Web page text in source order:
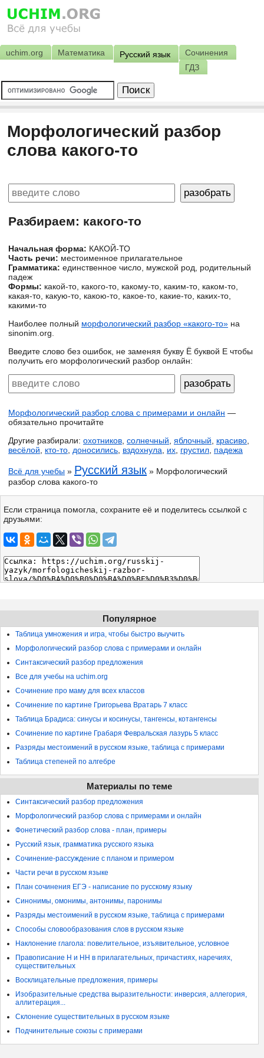
uchim.org Математика Русский язык
Сочинения
ГДЗ
Морфологический разбор
слова какого-то
Разбираем: какого-то
Начальная форма: КАКОЙ-ТО
Часть речи: местоименное прилагательное
Грамматика: единственное число, мужской род, родительный
падеж
Формы: какой-то, какого-то, какому-то, каким-то, каком-то,
какая-то, какую-то, какою-то, какое-то, какие-то, каких-то,
какими-то
Наиболее полный морфологический разбор «какого-то» на
sinonim.org.
Введите слово без ошибок, не заменяя букву Ё буквой Е чтобы
получить его морфологический разбор онлайн:
Морфологический разбор слова с примерами и онлайн —
обязательно прочитайте
Другие разбирали: охотников солнечный яблочный красиво
весёлой
кто-то доносились вздохнула их грустил падежа
Всё для учебы » Русский язык » Морфологический
разбор слова какого-то
Если страница помогла, сохраните её и поделитесь ссылкой с
друзьями:
Популярное
Таблица умножения и игра, чтобы быстро выучить
Морфологический разбор слова с примерами и онлайн
Синтаксический разбор предложения
Все для учебы на uchim.org
Сочинение про маму для всех классов
Сочинение по картине Григорьева Вратарь 7 класс
Таблица Брадиса: синусы и косинусы, тангенсы, котангенсы
Сочинение по картине Грабаря Февральская лазурь 5 класс
Разряды местоимений в русском языке, таблица с примерами
Таблица степеней по алгебре
Материалы по теме
Синтаксический разбор предложения
Морфологический разбор слова с примерами и онлайн
Фонетический разбор слова - план, примеры
Русский язык, грамматика русского языка
Сочинение-рассуждение с планом и примером
Части речи в русском языке
План сочинения ЕГЭ - написание по русскому языку
Синонимы, омонимы, антонимы, паронимы
Разряды местоимений в русском языке, таблица с примерами
Способы словообразования слов в русском языке
Наклонение глагола: повелительное, изъявительное, условное
Правописание Н и НН в прилагательных, причастиях, наречиях,
существительных
Восклицательные предложения, примеры
Изобразительные средства выразительности: инверсия, аллегория,
аллитерация...
Склонение существительных в русском языке
Подчинительные союзы с примерами